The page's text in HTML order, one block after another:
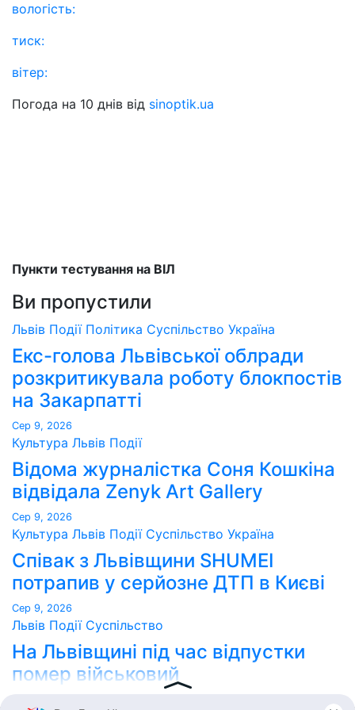
вологість:
тиск:
вітер:
Погода на 10 днів від sinoptik.ua
Пункти тестування на ВІЛ
Ви пропустили
Львів Події Політика Суспільство Україна
Екс-голова Львівської облради
розкритикувала роботу блокпостів
на Закарпатті
Сер 9, 2026
Культура Львів Події
Відома журналістка Соня Кошкіна
відвідала Zenyk Art Gallery
Сер 9, 2026
Культура Львів Події Суспільство Україна
Співак з Львівщини SHUMEI
потрапив у серйозне ДТП в Києві
Сер 9, 2026
Львів Події Суспільство
На Львівщині під час відпустки
помер військовий